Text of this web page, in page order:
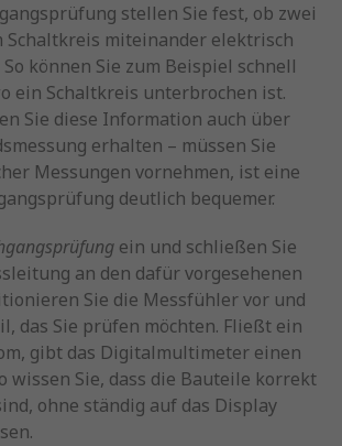
stellen Sie fest, ob zwei
Schaltkreis miteinander elektrisch
können Sie zum Beispiel schnell
ein Schaltkreis unterbrochen ist.
Sie diese Information auch über
erhalten – müssen Sie
Messungen vornehmen, ist eine
deutlich bequemer.
ein und schließen Sie
an den dafür vorgesehenen
Sie die Messfühler vor und
das Sie prüfen möchten. Fließt ein
gibt das Digitalmultimeter einen
wissen Sie, dass die Bauteile korrekt
ohne ständig auf das Display